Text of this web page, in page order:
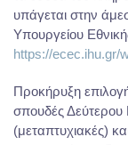
υπάγεται στην
Υπουργείου
https://ecec.ihu.gr/
Προκήρυξη
σπουδές Δεύτερου
(μεταπτυχιακές)